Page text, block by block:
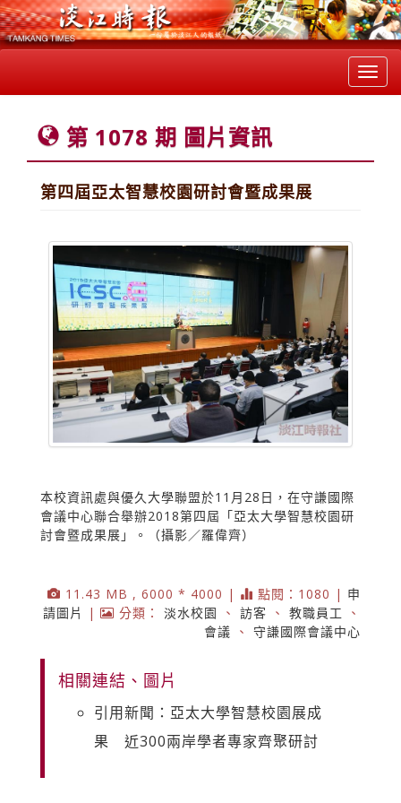
第 1078 期 圖片資訊
第四屆亞太智慧校園研討會暨成果展
本校資訊處與優久大學聯盟於11月28日，在守謙國際
會議中心聯合舉辦2018第四屆「亞太大學智慧校園研
討會暨成果展」。（攝影／羅偉齊）
11.43 MB , 6000 * 4000 | 點閱：1080 | 申
請圖片
| 分類： 淡水校園 、 訪客 、 教職員工
、
會議 、 守謙國際會議中心
相關連結、圖片
引用新聞：亞太大學智慧校園展成
果 近300兩岸學者專家齊聚研討